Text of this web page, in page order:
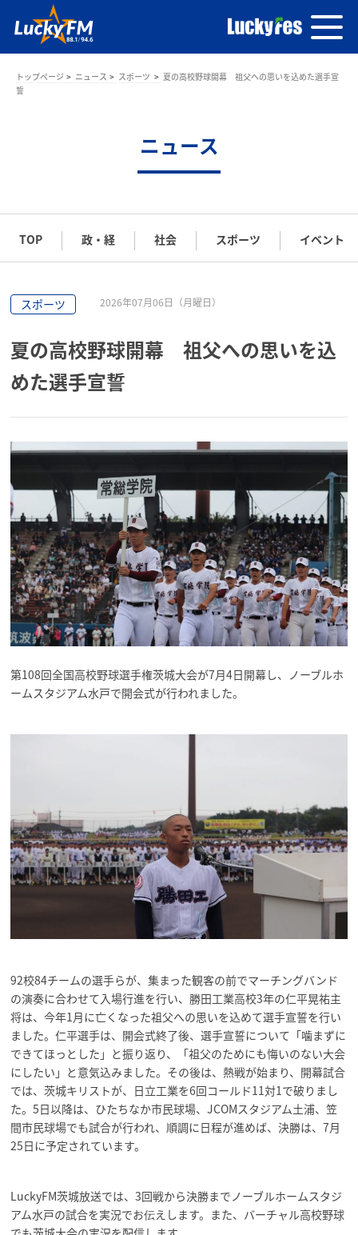
トップページ ニュース スポーツ
夏の高校野球開幕 祖父への思いを込めた選手宣
誓
ニュース
TOP 政・経 社会 スポーツ イベント
スポーツ 2026年07月06日（月曜日）
夏の高校野球開幕 祖父への思いを込
めた選手宣誓
第108回全国高校野球選手権茨城大会が7月4日開幕し、ノーブルホ
ームスタジアム水戸で開会式が行われました。
92校84チームの選手らが、集まった観客の前でマーチングバンド
の演奏に合わせて入場行進を行い、勝田工業高校3年の仁平晃祐主
将は、今年1月に亡くなった祖父への思いを込めて選手宣誓を行い
ました。仁平選手は、開会式終了後、選手宣誓について「噛まずに
できてほっとした」と振り返り、「祖父のためにも悔いのない大会
にしたい」と意気込みました。その後は、熱戦が始まり、開幕試合
では、茨城キリストが、日立工業を6回コールド11対1で破りまし
た。5日以降は、ひたちなか市民球場、JCOMスタジアム土浦、笠
間市民球場でも試合が行われ、順調に日程が進めば、決勝は、7月
25日に予定されています。
LuckyFM茨城放送では、3回戦から決勝までノーブルホームスタジ
アム水戸の試合を実況でお伝えします。また、バーチャル高校野球